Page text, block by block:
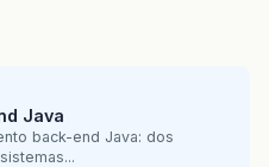
Java
back-end Java: dos